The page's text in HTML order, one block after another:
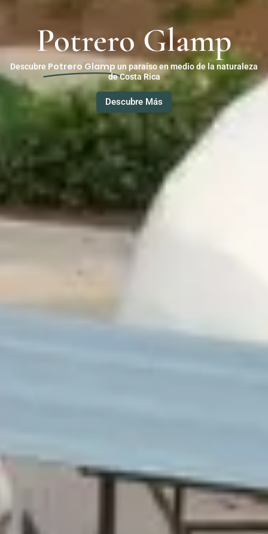
Potrero Glamp
Descubre Potrero Glamp un paraíso en medio de la naturaleza
de Costa Rica
Descubre Más